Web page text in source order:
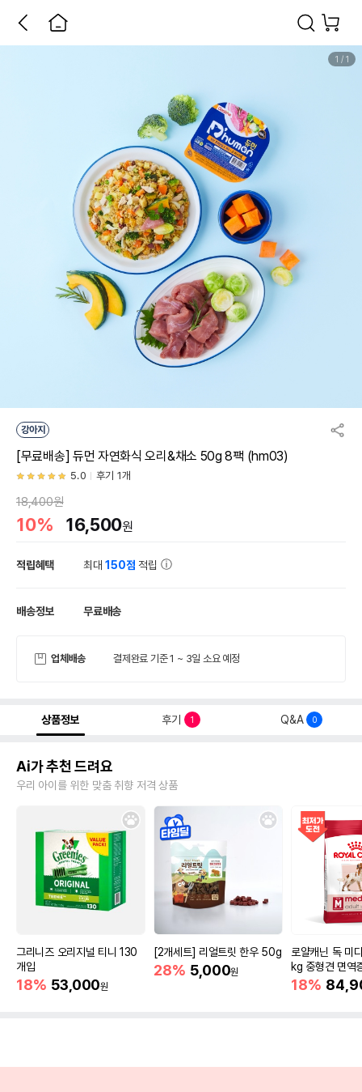
1 / 1
강아지
[무료배송] 듀먼 자연화식 오리&채소 50g 8팩 (hm03)
5.0 후기 1개
18,400원
10% 16,500원
적립혜택 최대150점 적립
배송정보 무료배송
업체배송 결제완료 기준 1 ~ 3일 소요 예정
상품정보 후기 1 Q&A 0
Ai가 추천 드려요
우리 아이를 위한 맞춤 취향 저격 상품
그리니즈 오리지널 티니 130
개입
18% 53,000원
[2개세트] 리얼트릿 한우 50g
28% 5,000원
로얄캐닌 독 미
kg 중형견 면역
18%